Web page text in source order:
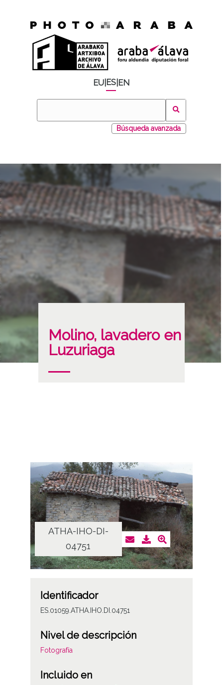
EU ES EN
Búsqueda avanzada
Molino, lavadero en
Luzuriaga
ATHA-IHO-DI-
04751
Identificador
ES.01059.ATHA.IHO.DI.04751
Nivel de descripción
Fotografía
Incluido en